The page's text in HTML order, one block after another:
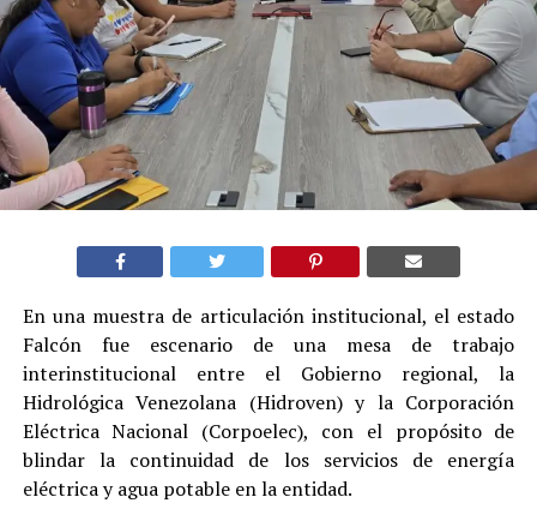
En una muestra de articulación institucional, el estado
Falcón fue escenario de una mesa de trabajo
interinstitucional entre el Gobierno regional, la
Hidrológica Venezolana (Hidroven) y la Corporación
Eléctrica Nacional (Corpoelec), con el propósito de
blindar la continuidad de los servicios de energía
eléctrica y agua potable en la entidad.